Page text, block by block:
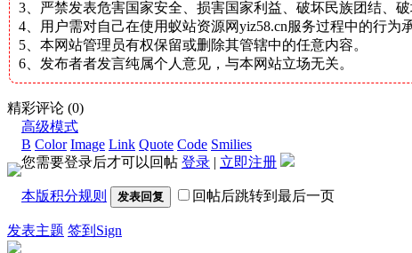
3、严禁发表危害国家安全、损害国家利益、破坏民族团结、
4、用户需对自己在使用蚁站资源网yiz58.cn服务过程中的行为
5、本网站管理员有权保留或删除其管辖中的任意内容。
6、发布者者发言纯属个人意见，与本网站立场无关。
精彩评论 (0)
高级模式
B Color Image Link Quote Code Smilies
您需要登录后才可以回帖 登录 | 立即注册
本版积分规则 发表回复 回帖后跳转到最后一页
发表主题 签到Sign